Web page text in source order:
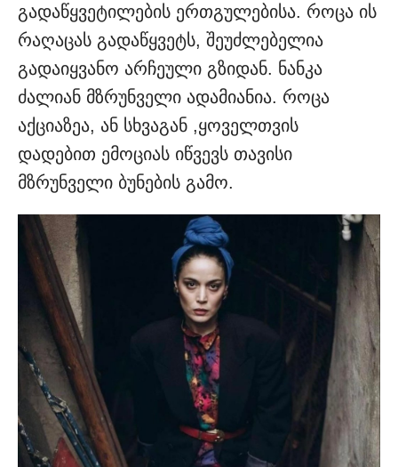
გადაწყვეტილების ერთგულებისა. როცა ის
რაღაცას გადაწყვეტს, შეუძლებელია
გადაიყვანო არჩეული გზიდან. ნანკა
ძალიან მზრუნველი ადამიანია. როცა
აქციაზეა, ან სხვაგან ,ყოველთვის
დადებით ემოციას იწვევს თავისი
მზრუნველი ბუნების გამო.